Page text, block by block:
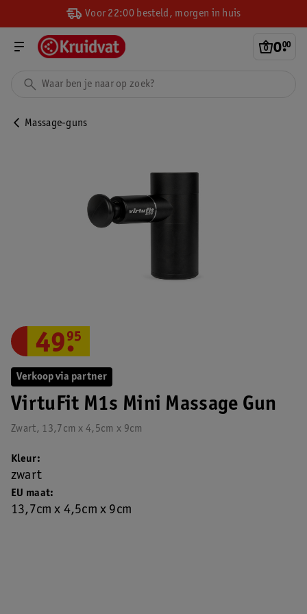
Voor 22:00 besteld, morgen in huis
0.
00
Massage-guns
Verkoop via partner
VirtuFit M1s Mini Massage Gun
Zwart, 13,7cm x 4,5cm x 9cm
49.
95
EU maat
13,7cm x 4,5cm x 9cm
Kleur
zwart